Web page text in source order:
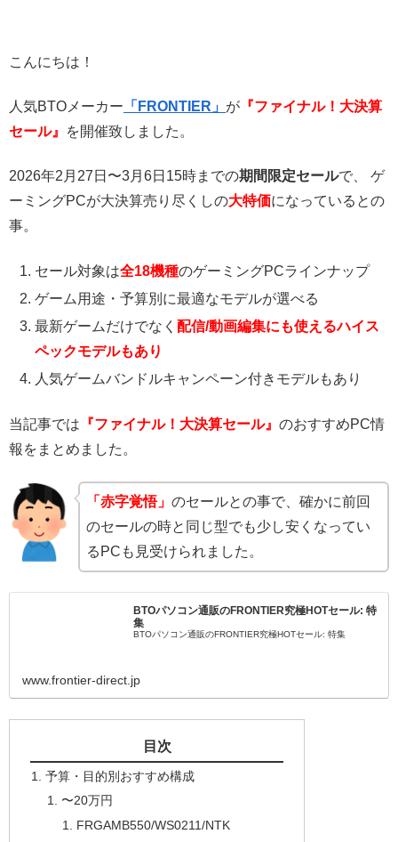
こんにちは！
人気BTOメーカー 「FRONTIER」 が 『ファイナル！大決算
セール』
を開催致しました。
2026年2月27日〜3月6日15時までの期間限定セールで、 ゲ
ーミングPCが大決算売り尽くしの大特価になっているとの
事。
セール対象は全18機種のゲーミングPCラインナップ
ゲーム用途・予算別に最適なモデルが選べる
最新ゲームだけでなく配信/動画編集にも使えるハイス
ペックモデルもあり
人気ゲームバンドルキャンペーン付きモデルもあり
当記事では 『ファイナル！大決算セール』 のおすすめPC情
報をまとめました。
「赤字覚悟」のセールとの事で、確かに前回
のセールの時と同じ型でも少し安くなってい
るPCも見受けられました。
BTOパソコン通販のFRONTIER究極HOTセール: 特
集
BTOパソコン通販のFRONTIER究極HOTセール: 特集
www.frontier-direct.jp
目次
予算・目的別おすすめ構成
〜20万円
FRGAMB550/WS0211/NTK